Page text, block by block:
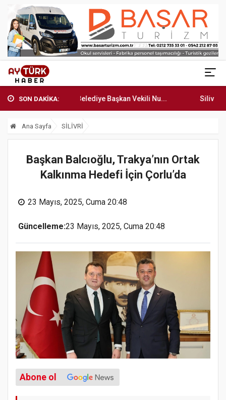
SON DAKİKA:
Belediye Başkan Vekili Nu... Silivri Belediyesi'nden
Ana Sayfa SİLİVRİ
Başkan Balcıoğlu, Trakya’nın Ortak
Kalkınma Hedefi İçin Çorlu’da
23 Mayıs, 2025, Cuma 20:48
Güncelleme:23 Mayıs, 2025, Cuma 20:48
Abone ol